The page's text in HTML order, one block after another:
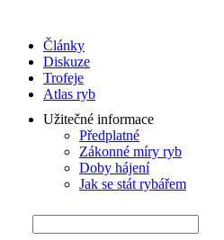
Články
Diskuze
Trofeje
Atlas ryb
Užitečné informace
Předplatné
Zákonné míry ryb
Doby hájení
Jak se stát rybářem